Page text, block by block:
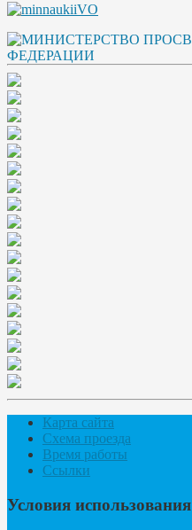
Карта сайта
Схема проезда
Время работы
Ссылки
Условия использования